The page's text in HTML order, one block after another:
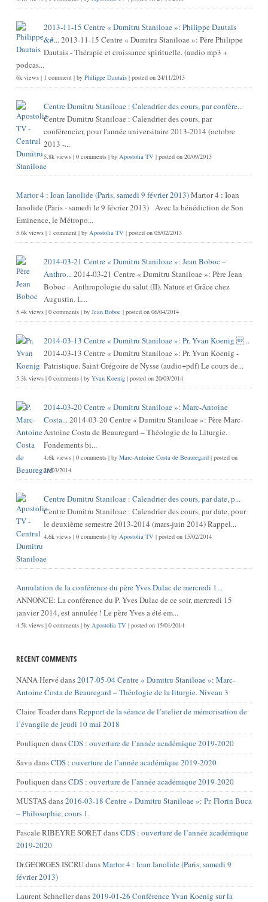
2013-11-15 Centre « Dumitru Staniloae »: Philippe Dautais
&#...2013-11-15 Centre « Dumitru Staniloae »: Père Philippe
Dautais - Thérapie et croissance spirituelle. (audio mp3 +
podcas...
6k views| 1 comment| by Philippe Dautais| posted on 24/11/2013
Centre Dumitru Staniloae : Calendrier des cours, par confére...
Centre Dumitru Staniloae : Calendrier des cours, par
conférencier, pour l'année universitaire 2013-2014 (octobre
2013 -...
5.8k views| 0 comments| by Apostolia TV | posted on 20/09/2013
Martor 4 : Ioan Ianolide (Paris, samedi 9 février 2013)Martor 4 : Ioan
Ianolide (Paris - samedi le 9 février 2013) Avec la bénédiction de Son
Eminence, le Métropo...
5.6k views| 1 comment| by Apostolia TV | posted on 05/02/2013
2014-03-21 Centre « Dumitru Staniloae »: Jean Boboc –
Anthro...2014-03-21 Centre « Dumitru Staniloae »: Père Jean
Boboc – Anthropologie du salut (II). Nature et Grâce chez
Augustin. L...
5.4k views| 0 comments| by Jean Boboc | posted on 06/04/2014
2014-03-13 Centre « Dumitru Staniloae »: Pr. Yvan Koenig ...
2014-03-13 Centre « Dumitru Staniloae »: Pr. Yvan Koenig -
Patristique. Saint Grégoire de Nysse (audio+pdf) Le cours de...
5.3k views| 0 comments| by Yvan Koenig| posted on 20/03/2014
2014-03-20 Centre « Dumitru Staniloae »: Marc-Antoine
Costa...2014-03-20 Centre « Dumitru Staniloae »: Père Marc-
Antoine Costa de Beauregard – Théologie de la Liturgie.
Fondements bi...
4.6k views| 0 comments| by Marc-Antoine Costa de Beauregard| posted on
28/03/2014
Centre Dumitru Staniloae : Calendrier des cours, par date, p...
Centre Dumitru Staniloae : Calendrier des cours, par date, pour
le deuxième semestre 2013-2014 (mars-juin 2014) Rappel...
4.6k views| 0 comments| by Apostolia TV | posted on 15/02/2014
Annulation de la conférence du père Yves Dulac de mercredi 1...
ANNONCE: La conférence du P. Yves Dulac de ce soir, mercredi 15
janvier 2014, est annulée ! Le père Yves a été em...
4.5k views| 0 comments| by Apostolia TV | posted on 15/01/2014
RECENT COMMENTS
NANA Hervé dans2017-05-04 Centre « Dumitru Staniloae »: Marc-
Antoine Costa de Beauregard – Théologie de la liturgie. Niveau 3
Claire ToaderdansRepport de la séance de l’atelier de mémorisation de
l’évangile de jeudi 10 mai 2018
Pouliquen dansCDS : ouverture de l’année académique 2019-2020
Savu dansCDS : ouverture de l’année académique 2019-2020
Pouliquen dansCDS : ouverture de l’année académique 2019-2020
MUSTASdans2016-03-18 Centre « Dumitru Staniloae »: Pr. Florin Buca
– Philosophie, cours 1.
Pascale RIBEYRE SORETdansCDS : ouverture de l’année académique
2019-2020
Dr.GEORGES ISCRUdansMartor 4 : Ioan Ianolide (Paris, samedi 9
février 2013)
Laurent Schnellerdans2019-01-26 Conférence Yvan Koenig sur la